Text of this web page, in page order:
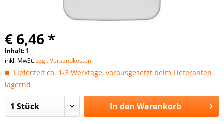
€ 6,46 *
Inhalt: 1
inkl. MwSt.zzgl. Versandkosten
Lieferzeit ca. 1-3 Werktage, vorausgesetzt beim Lieferanten
lagernd
In den Warenkorb